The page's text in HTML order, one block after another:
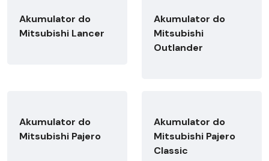
Akumulator do
Mitsubishi Lancer
Akumulator do
Mitsubishi
Outlander
Akumulator do
Mitsubishi Pajero
Akumulator do
Mitsubishi Pajero
Classic